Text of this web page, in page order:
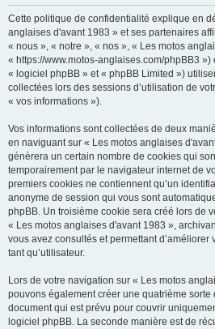
Cette politique de confidentialité explique en
anglaises d'avant 1983 » et ses partenaires
« nous », « notre », « nos », « Les motos
« https://www.motos-anglaises.com/phpBB3
« logiciel phpBB » et « phpBB Limited »)
collectées lors des sessions d’utilisation de
« vos informations »).
Vos informations sont collectées de deux
en naviguant sur « Les motos anglaises
génèrera un certain nombre de cookies qui
temporairement par le navigateur internet de
premiers cookies ne contiennent qu’un
anonyme de session qui vous sont
phpBB. Un troisième cookie sera créé lors de
« Les motos anglaises d'avant 1983 »,
vous avez consultés et permettant d’améliorer
tant qu’utilisateur.
Lors de votre navigation sur « Les motos
pouvons également créer une quatrième sorte
document qui est prévu pour couvrir
logiciel phpBB. La seconde manière est de